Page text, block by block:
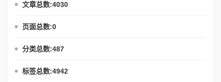
文章总数:4030
页面总数:0
分类总数:487
标签总数:4942